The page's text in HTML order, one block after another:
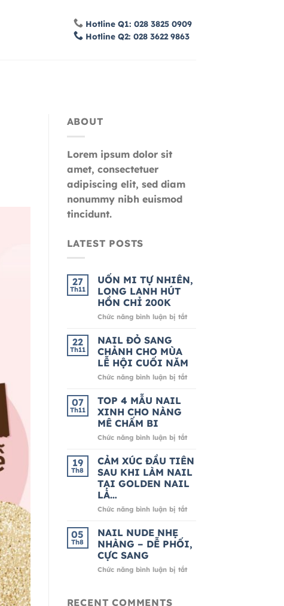
Hotline Q1: 028 3825 0909
Hotline Q2: 028 3622 9863
ABOUT
Lorem ipsum dolor sit
amet, consectetuer
adipiscing elit, sed diam
nonummy nibh euismod
tincidunt.
LATEST POSTS
27
Th11
UỐN MI TỰ NHIÊN,
LONG LANH HÚT
HỒN CHỈ 200K
Chức năng bình luận bị tắtở
LONG
LANH
22
Th11
NAIL ĐỎ SANG
CHẢNH CHO MÙA
LỄ HỘI CUỐI NĂM
Chức năng bình luận bị tắtở
MÙA
HỘI
CUỐI
NĂM
07
Th11
TOP 4 MẪU NAIL
XINH CHO NÀNG
MÊ CHẤM BI
Chức năng bình luận bị tắtở
4
MẪU
NAIL
XINH
NÀNG
BI
19
Th8
CẢM XÚC ĐẦU TIÊN
SAU KHI LÀM NAIL
TẠI GOLDEN NAIL
LÀ…
Chức năng bình luận bị tắtở
ĐẦU
TIÊN
KHI
05
Th8
NAIL NUDE NHẸ
NHÀNG – DỄ PHỐI,
CỰC SANG
Chức năng bình luận bị tắtở
RECENT COMMENTS